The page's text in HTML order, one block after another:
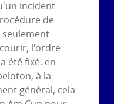
incident
de
seulement
l'ordre
été fixé. en
à la
général, cela